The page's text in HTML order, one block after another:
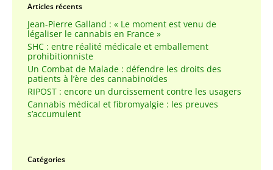
Articles récents
Jean-Pierre Galland : « Le moment est venu de
légaliser le cannabis en France »
SHC : entre réalité médicale et emballement
prohibitionniste
Un Combat de Malade : défendre les droits des
patients à l’ère des cannabinoïdes
RIPOST : encore un durcissement contre les usagers
Cannabis médical et fibromyalgie : les preuves
s’accumulent
Catégories